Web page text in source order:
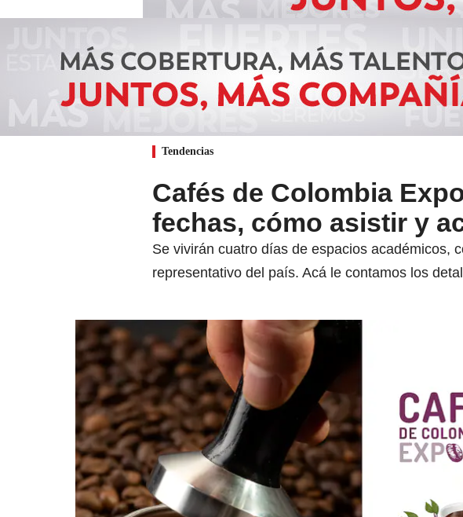
Tendencias
Cafés de Colombia
fechas, cómo asistir y
Se vivirán cuatro días de espacios académicos,
representativo del país. Acá le contamos los